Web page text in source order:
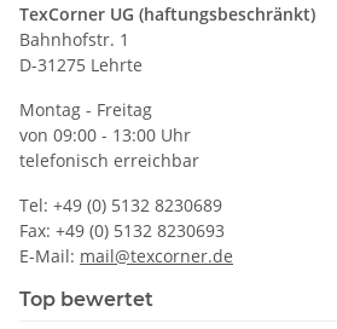
TexCorner UG (haftungsbeschränkt)
Bahnhofstr. 1
D-31275 Lehrte
Montag - Freitag
von 09:00 - 13:00 Uhr
telefonisch erreichbar
Tel: +49 (0) 5132 8230689
Fax: +49 (0) 5132 8230693
E-Mail: mail@texcorner.de
Top bewertet